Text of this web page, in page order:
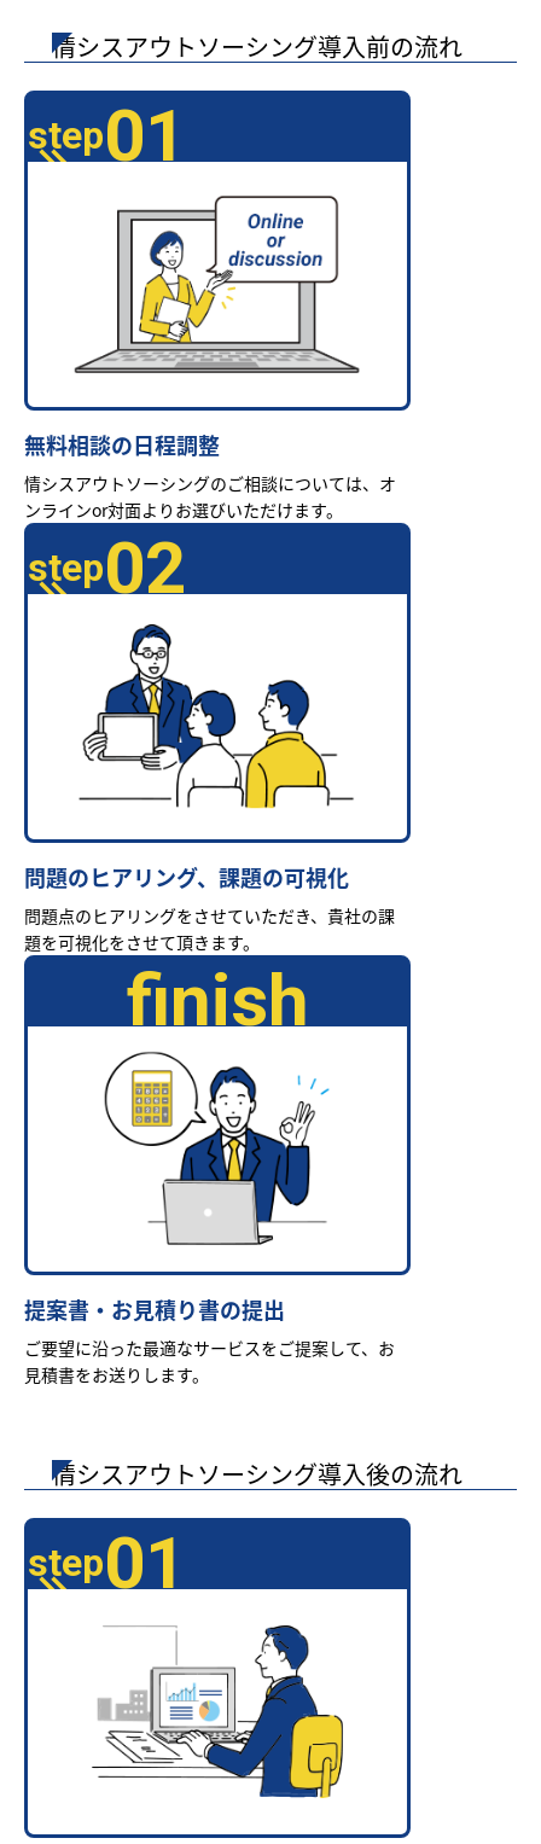
情シスアウトソーシング導入前の流れ
step01
無料相談の日程調整
情シスアウトソーシングのご相談については、オ
ンラインor対面よりお選びいただけます。
step02
問題のヒアリング、課題の可視化
問題点のヒアリングをさせていただき、貴社の課
題を可視化をさせて頂きます。
finish
提案書・お見積り書の提出
ご要望に沿った最適なサービスをご提案して、お
見積書をお送りします。
情シスアウトソーシング導入後の流れ
step01